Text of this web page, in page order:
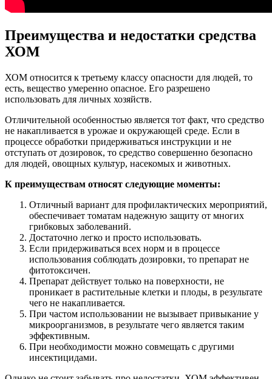
Преимущества и недостатки средства
ХОМ
ХОМ относится к третьему классу опасности для людей, то
есть, вещество умеренно опасное. Его разрешено
использовать для личных хозяйств.
Отличительной особенностью является тот факт, что средство
не накапливается в урожае и окружающей среде. Если в
процессе обработки придерживаться инструкции и не
отступать от дозировок, то средство совершенно безопасно
для людей, овощных культур, насекомых и животных.
К преимуществам относят следующие моменты:
Отличный вариант для профилактических мероприятий,
обеспечивает томатам надежную защиту от многих
грибковых заболеваний.
Достаточно легко и просто использовать.
Если придерживаться всех норм и в процессе
использования соблюдать дозировки, то препарат не
фитотоксичен.
Препарат действует только на поверхности, не
проникает в растительные клетки и плоды, в результате
чего не накапливается.
При частом использовании не вызывает привыкание у
микроорганизмов, в результате чего является таким
эффективным.
При необходимости можно совмещать с другими
инсектицидами.